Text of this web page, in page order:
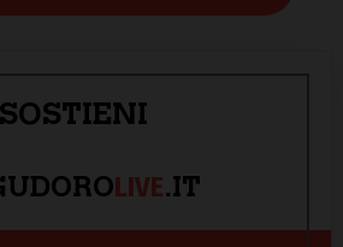
SOSTIENI
LIVE.IT